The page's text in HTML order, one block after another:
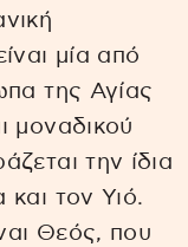
μία από
της Αγίας
μοναδικού
την ίδια
τον Υιό.
Θεός, που